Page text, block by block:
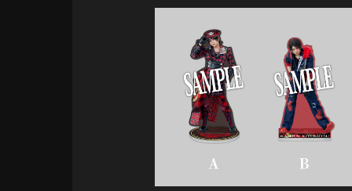
配信
ライブビューイング
公演に関するお知らせ